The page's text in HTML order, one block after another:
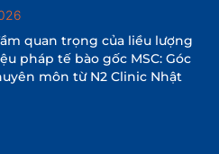
quan trọng của liều lượng
pháp tế bào gốc MSC: Góc
môn từ N2 Clinic Nhật